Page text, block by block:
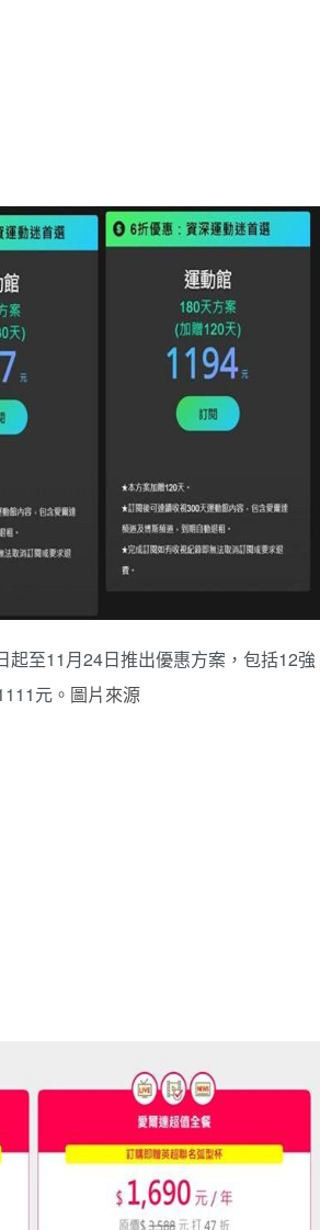
至11月24日推出優惠方案，包括12強
元。 圖片來源